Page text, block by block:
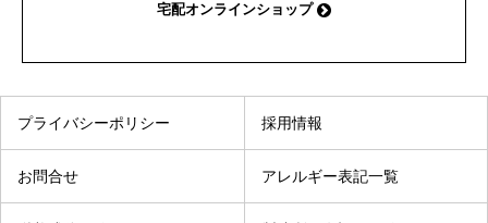
宅配オンラインショップ
プライバシーポリシー 採用情報
お問合せ アレルギー表記一覧